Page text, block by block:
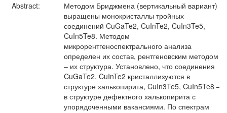
Abstract:
Методом Бриджмена (вертикальный вариант)
выращены монокристаллы тройных
соединений CuGaTe2, CuInTe2, CuIn3Te5,
CuIn5Te8. Методом
микрорентгеноспектрального анализа
определен их состав, рентгеновским методом
– их структура. Установлено, что соединения
CuGaTe2, CuInTe2 кристаллизуются в
структуре халькопирита, CuIn3Te5, CuIn5Te8 –
в структуре дефектного халькопирита с
упорядоченными вакансиями. По спектрам